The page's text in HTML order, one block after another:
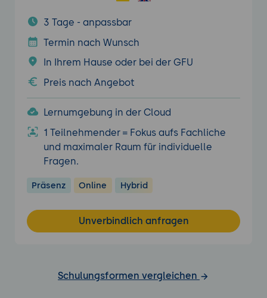
3 Tage - anpassbar
Termin nach Wunsch
In Ihrem Hause oder bei der GFU
Preis nach Angebot
Lernumgebung in der Cloud
1 Teilnehmender = Fokus aufs Fachliche
und maximaler Raum für individuelle
Fragen.
Präsenz Online Hybrid
Unverbindlich anfragen
Schulungsformen vergleichen